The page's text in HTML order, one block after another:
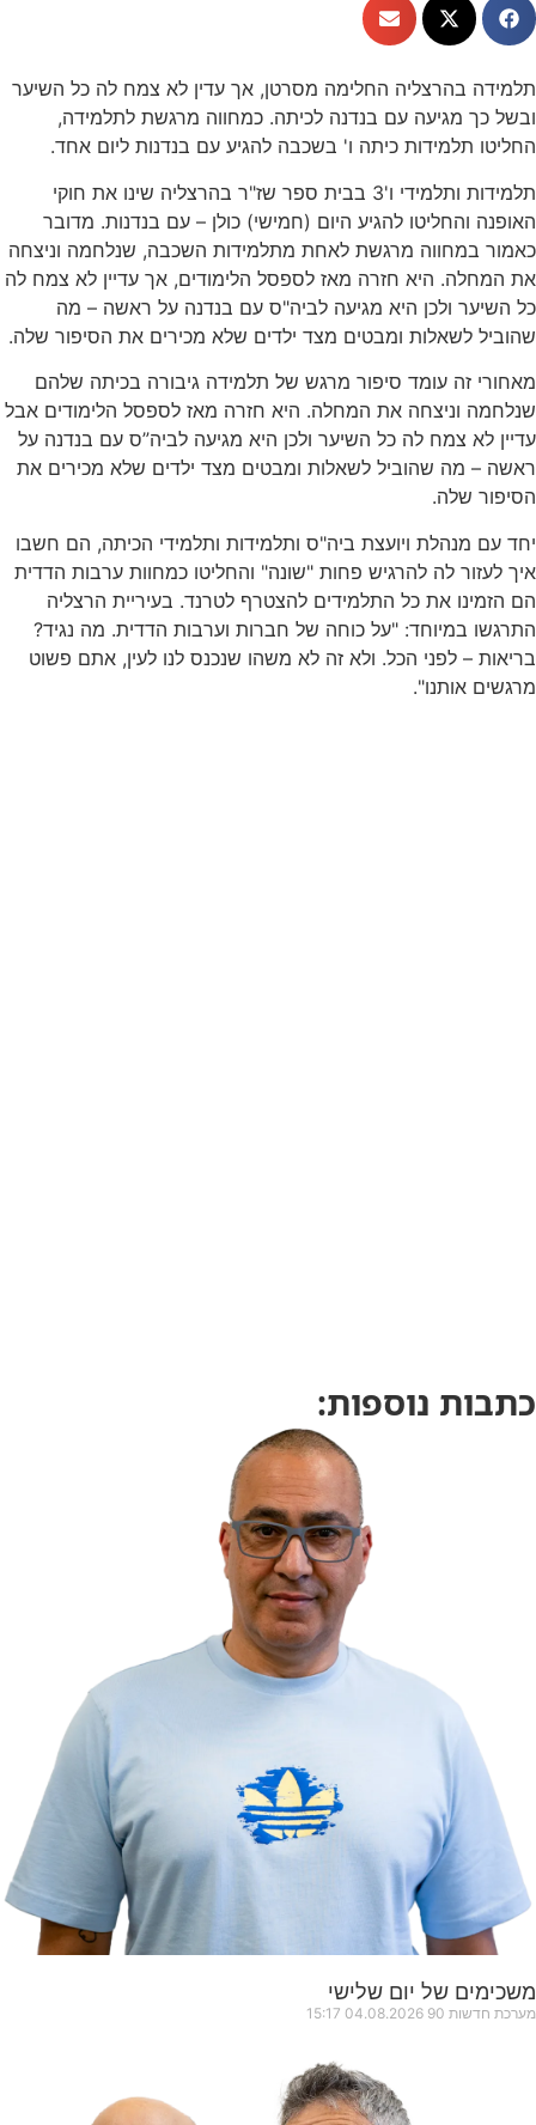
תלמידה בהרצליה החלימה מסרטן, אך עדין לא צמח לה כל השיער
ובשל כך מגיעה עם בנדנה לכיתה. כמחווה מרגשת לתלמידה,
החליטו תלמידות כיתה ו' בשכבה להגיע עם בנדנות ליום אחד.
תלמידות ותלמידי ו'3 בבית ספר שז"ר בהרצליה שינו את חוקי
האופנה והחליטו להגיע היום (חמישי) כולן – עם בנדנות. מדובר
כאמור במחווה מרגשת לאחת מתלמידות השכבה, שנלחמה וניצחה
את המחלה. היא חזרה מאז לספסל הלימודים, אך עדיין לא צמח לה
כל השיער ולכן היא מגיעה לביה"ס עם בנדנה על ראשה – מה
שהוביל לשאלות ומבטים מצד ילדים שלא מכירים את הסיפור שלה.
מאחורי זה עומד סיפור מרגש של תלמידה גיבורה בכיתה שלהם
שנלחמה וניצחה את המחלה. היא חזרה מאז לספסל הלימודים אבל
עדיין לא צמח לה כל השיער ולכן היא מגיעה לביה”ס עם בנדנה על
ראשה – מה שהוביל לשאלות ומבטים מצד ילדים שלא מכירים את
הסיפור שלה.
יחד עם מנהלת ויועצת ביה"ס ותלמידות ותלמידי הכיתה, הם חשבו
איך לעזור לה להרגיש פחות "שונה" והחליטו כמחוות ערבות הדדית
הם הזמינו את כל התלמידים להצטרף לטרנד. בעיריית הרצליה
התרגשו במיוחד: "על כוחה של חברות וערבות הדדית. מה נגיד?
בריאות – לפני הכל. ולא זה לא משהו שנכנס לנו לעין, אתם פשוט
מרגשים אותנו".
כתבות נוספות:
משכימים של יום שלישי
מערכת חדשות 90 04.08.2026
15:17